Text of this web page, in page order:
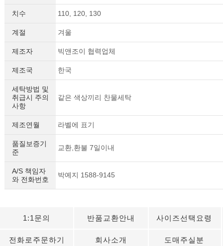
치수 110, 120, 130
계절 겨울
제조자 빅앤조이 협력업체
제조국 한국
세탁방법 및
취급시 주의
사항
같은 색상끼리 찬물세탁
제조연월 라벨에 표기
품질보증기
준
교환,환불 7일이내
A/S 책임자
와 전화번호
박예지 1588-9145
1:1문의 반품교환안내 사이즈선택요령
전화로주문하기 회사소개 도매주실분